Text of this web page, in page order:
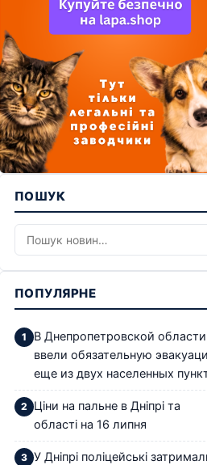
ПОШУК
ПОПУЛЯРНЕ
В Днепропетровской области
ввели обязательную
еще из двух населенных
Ціни на пальне в Дніпрі та
області на 16 липня
У Дніпрі поліцейські